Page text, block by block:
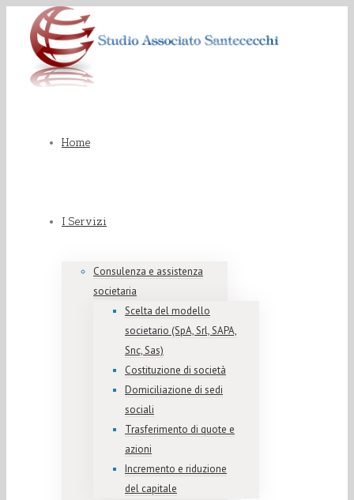
Home
I Servizi
Consulenza e assistenza
societaria
Scelta del modello
societario (SpA, Srl, SAPA,
Snc, Sas)
Costituzione di società
Domiciliazione di sedi
sociali
Trasferimento di quote e
azioni
Incremento e riduzione
del capitale